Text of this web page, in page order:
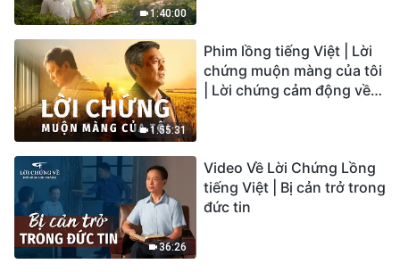
1:40:00
1:55:31
Phim lồng tiếng Việt | Lời
chứng muộn màng của tôi
| Lời chứng cảm động về
36:26
Video Về Lời Chứng Lồng
tiếng Việt | Bị cản trở trong
đức tin